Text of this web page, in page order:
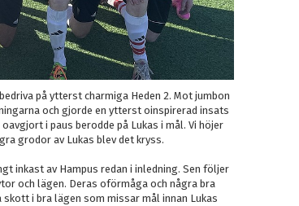
på ytterst charmiga Heden 2. Mot jumbon
och gjorde en ytterst oinspirerad insats
i paus berodde på Lukas i mål. Vi höjer
grodor av Lukas blev det kryss.
inkast av Hampus redan i inledning. Sen följer
och lägen. Deras oförmåga och några bra
i bra lägen som missar mål innan Lukas